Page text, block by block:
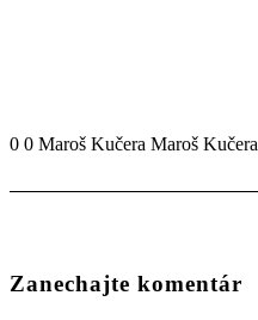
0 0 Maroš Kučera Maroš Kučera
Zanechajte komentár